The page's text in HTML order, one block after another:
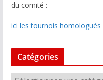
du comité :
ici les tournois homologués
Catégories